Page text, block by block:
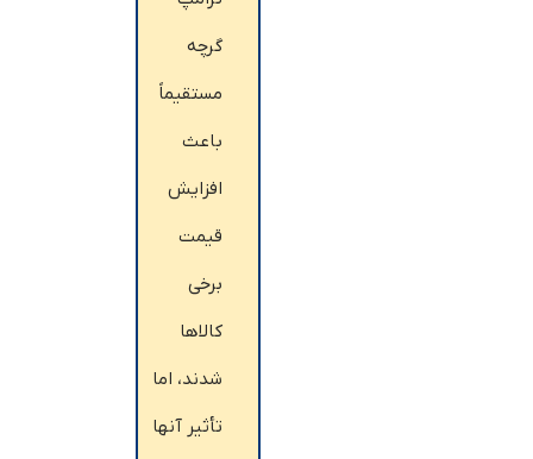
گرچه
مستقیماً
باعث
افزایش
قیمت
برخی
کالاها
شدند، اما
تأثیر آنها